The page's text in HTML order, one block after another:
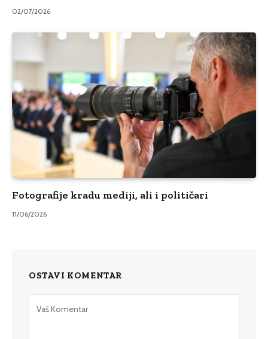
02/07/2026
Fotografije kradu mediji, ali i političari
11/06/2026
OSTAVI KOMENTAR